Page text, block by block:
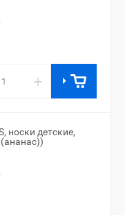
+
носки детские,